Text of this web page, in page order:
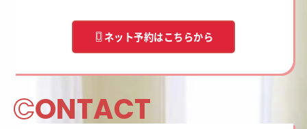
ネット予約はこちらから
CONTACT